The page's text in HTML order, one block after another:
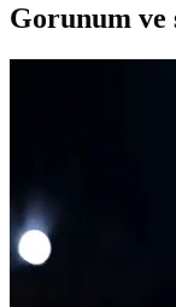
Gorunum ve